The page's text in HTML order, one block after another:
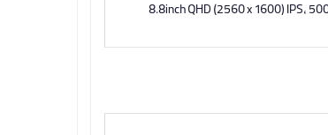
8.8inch QHD (2560 x 1600) IPS,